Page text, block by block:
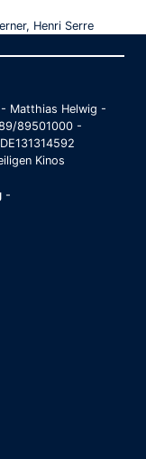
Henri Serre
Matthias Helwig -
89501000 -
Kinos
-